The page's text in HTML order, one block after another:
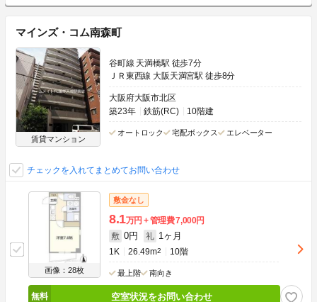
マインズ・コム南森町
賃貸マンション
谷町線 天満橋駅 徒歩7分
ＪＲ東西線 大阪天満宮駅 徒歩8分
大阪府大阪市北区
築23年
鉄筋(RC) 10階建
オートロック 宅配ボックス エレベーター
チェックを入れてまとめてお問い合わせ
画像：28枚
敷金なし
8.1万円 管理費7,000円
敷 0円 礼 1ヶ月
1K 26.49m2 10階
最上階 南向き
空室状況をお問い合わせ